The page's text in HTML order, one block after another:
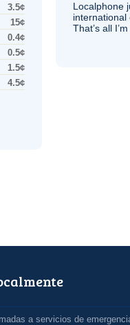
3.5¢
15¢
0.4¢
0.5¢
1.5¢
4.5¢
Localphone
international
That’s all
a servicios de